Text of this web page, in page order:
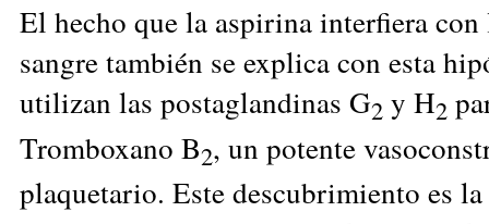
El hecho que la aspirina interfiera
sangre también se explica con esta
utilizan las postaglandinas G2 y H2
Tromboxano B2, un potente
plaquetario. Este descubrimiento es